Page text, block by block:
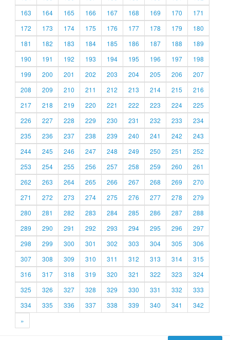
163
164 165 166 167 168 169 170
171
172
173 174 175 176 177 178 179
180
181
182 183 184 185 186 187 188
189
190
191 192 193 194 195 196 197
198
199
200 201 202 203 204 205 206
207
208
209 210 211 212 213 214 215
216
217
218 219 220 221 222 223 224
225
226
227 228 229 230 231 232 233
234
235
236 237 238 239 240 241 242
243
244
245 246 247 248 249 250 251
252
253
254 255 256 257 258 259 260
261
262
263 264 265 266 267 268 269
270
271
272 273 274 275 276 277 278
279
280
281 282 283 284 285 286 287
288
289
290 291 292 293 294 295 296
297
298
299 300 301 302 303 304 305
306
307
308 309 310 311 312 313 314
315
316
317 318 319 320 321 322 323
324
325
326 327 328 329 330 331 332
333
334
335 336 337 338 339 340 341
342
»